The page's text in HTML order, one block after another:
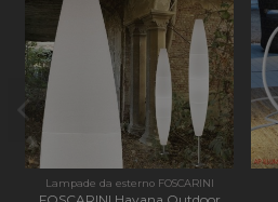
Lampade da esterno FOSCARINI